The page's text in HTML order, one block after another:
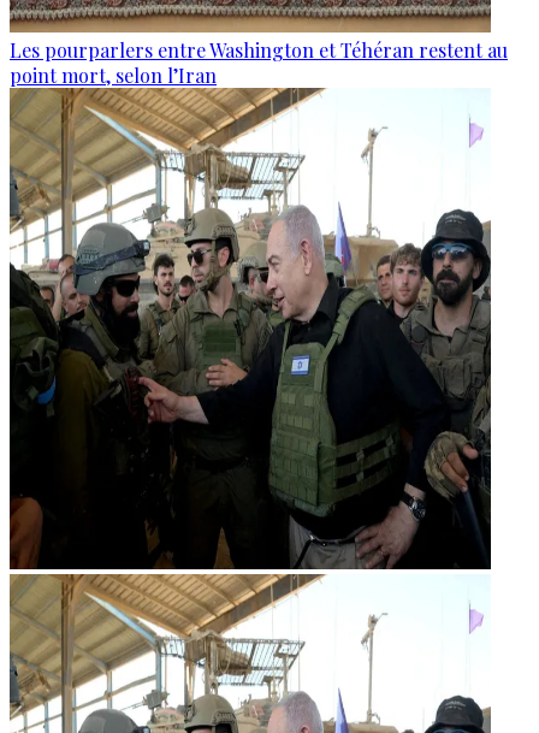
Les pourparlers entre Washington et Téhéran restent au
point mort, selon l’Iran